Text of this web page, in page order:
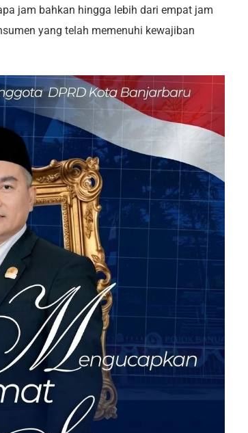
jam bahkan hingga lebih dari empat jam
yang telah memenuhi kewajiban